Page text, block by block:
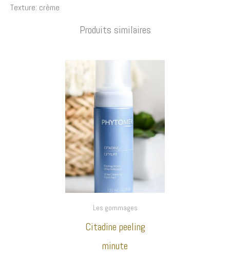
Texture: crème
Produits similaires
Les gommages
Citadine peeling
minute